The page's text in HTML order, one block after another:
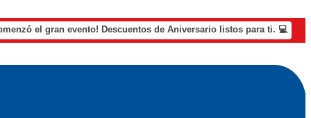
el gran evento! Descuentos de Aniversario listos para ti. 💻